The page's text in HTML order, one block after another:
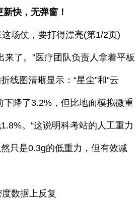
快，无弹窗！
场仗，要打得漂亮(第1/2页)
了。”医疗团队负责人拿着平板
线图清晰显示：“星尘”和“云
下降了3.2%，但比地面模拟微重
。“这说明科考站的人工重力
只是0.3g的低重力，但有效减
数据上反复